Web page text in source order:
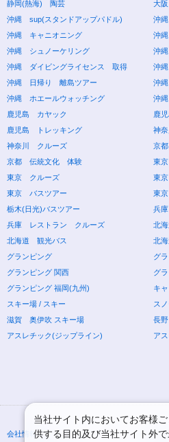
静岡(熱海) 陶芸
大
沖縄 sup(スタンドアップパドル)
沖
沖縄 キャニオニング
沖
沖縄 シュノーケリング
沖
沖縄 ダイビングライセンス 取得
沖
沖縄 日帰り 離島ツアー
沖
沖縄 ホエールウォッチング
沖
鹿児島 カヤック
鹿
鹿児島 トレッキング
神
神奈川 クルーズ
京
京都 伝統文化 体験
東
東京 クルーズ
東
東京 バスツアー
東
栃木(日光)バスツアー
兵
兵庫 レストラン クルーズ
北
北海道 観光バス
北
グランピング
グ
グランピング 関西
グ
グランピング 福岡(九州)
キ
スキー場 / スキー
ス
滋賀 奥伊吹 スキー場
長
アスレチック(ジップライン)
ア
会社情報 プ
当社サイト内においてお客様
供する目的及び当社サイト外